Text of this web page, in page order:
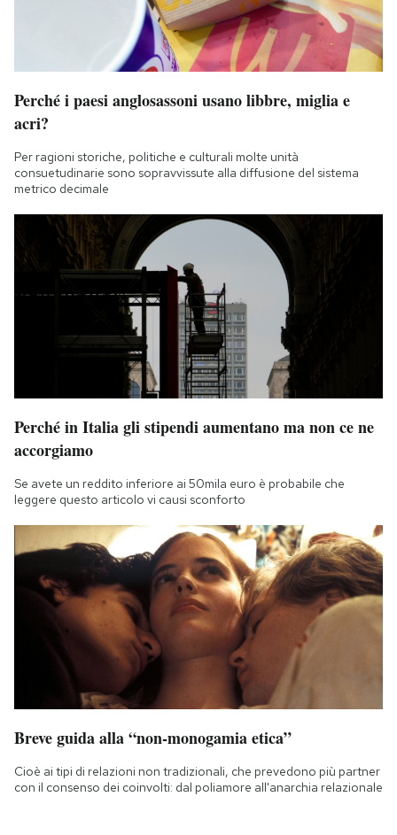
Perché i paesi anglosassoni usano libbre, miglia e
acri?
Per ragioni storiche, politiche e culturali molte unità
consuetudinarie sono sopravvissute alla diffusione del sistema
metrico decimale
Perché in Italia gli stipendi aumentano ma non ce ne
accorgiamo
Se avete un reddito inferiore ai 50mila euro è probabile che
leggere questo articolo vi causi sconforto
Breve guida alla “non-monogamia etica”
Cioè ai tipi di relazioni non tradizionali, che prevedono più partner
con il consenso dei coinvolti: dal poliamore all'anarchia relazionale